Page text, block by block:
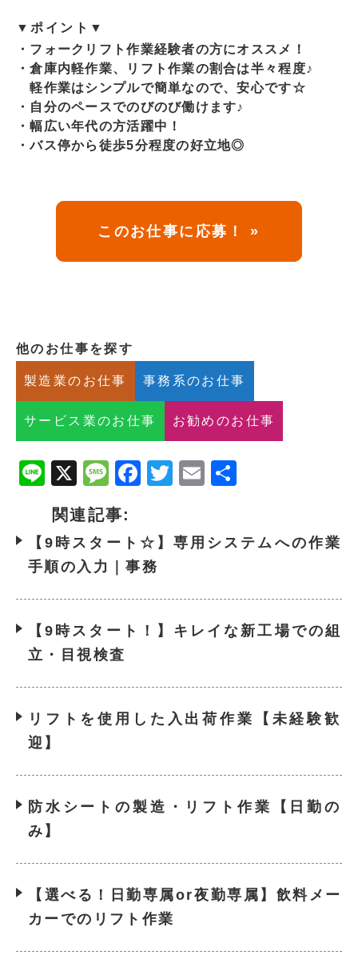
▼ポイント▼
・フォークリフト作業経験者の方にオススメ！
・倉庫内軽作業、リフト作業の割合は半々程度♪
軽作業はシンプルで簡単なので、安心です☆
・自分のペースでのびのび働けます♪
・幅広い年代の方活躍中！
・バス停から徒歩5分程度の好立地◎
このお仕事に応募！ »
他のお仕事を探す
製造業のお仕事 事務系のお仕事
サービス業のお仕事 お勧めのお仕事
Line
X Message
Facebook
Twitter
Email
関連記事:
【9時スタート☆】専用システムへの作業
手順の入力｜事務
【9時スタート！】キレイな新工場での組
立・目視検査
リフトを使用した入出荷作業【未経験歓
迎】
防水シートの製造・リフト作業【日勤の
み】
【選べる！日勤専属or夜勤専属】飲料メー
カーでのリフト作業